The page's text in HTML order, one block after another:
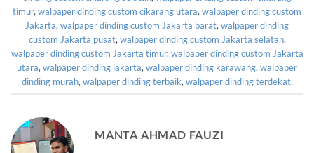
timur, walpaper dinding custom cikarang utara, walpaper dinding custom
Jakarta, walpaper dinding custom Jakarta barat, walpaper dinding
custom Jakarta pusat, walpaper dinding custom Jakarta selatan,
walpaper dinding custom Jakarta timur, walpaper dinding custom Jakarta
utara, walpaper dinding jakarta, walpaper dinding karawang, walpaper
dinding murah, walpaper dinding terbaik, walpaper dinding terdekat.
MANTA AHMAD FAUZI